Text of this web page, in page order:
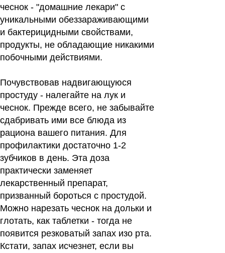
чеснок - "домашние лекари" с
уникальными обеззараживающими
и бактерицидными свойствами,
продукты, не обладающие никакими
побочными действиями.
Почувствовав надвигающуюся
простуду - налегайте на лук и
чеснок. Прежде всего, не забывайте
сдабривать ими все блюда из
рациона вашего питания. Для
профилактики достаточно 1-2
зубчиков в день. Эта доза
практически заменяет
лекарственный препарат,
призванный бороться с простудой.
Можно нарезать чеснок на дольки и
глотать, как таблетки - тогда не
появится резковатый запах изо рта.
Кстати, запах исчезнет, если вы